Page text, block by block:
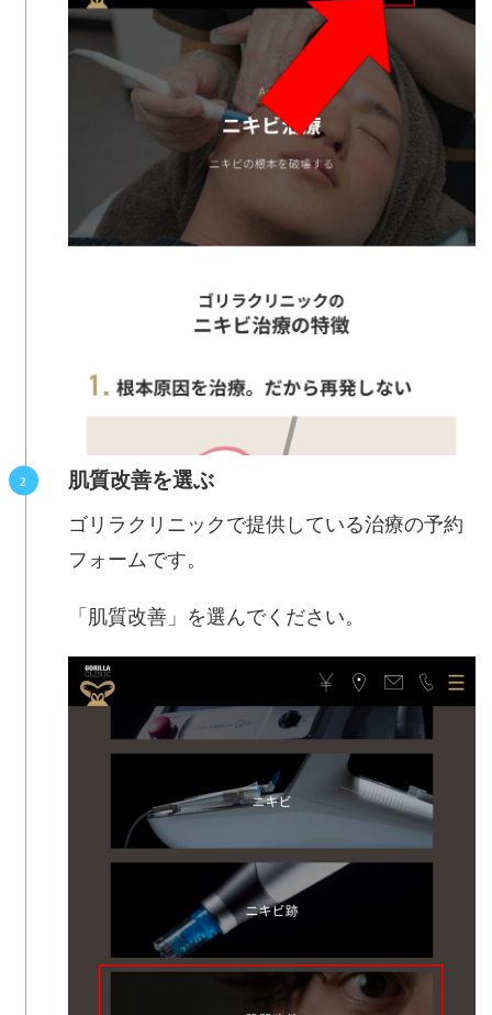
肌質改善を選ぶ
ゴリラクリニックで提供している治療の予約
フォームです。
「肌質改善」を選んでください。